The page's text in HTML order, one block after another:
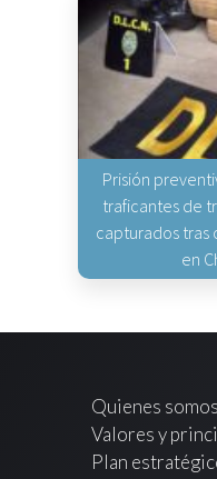
Prisión
traficantes de
capturados tras
en
Quienes somos
Valores y
Plan